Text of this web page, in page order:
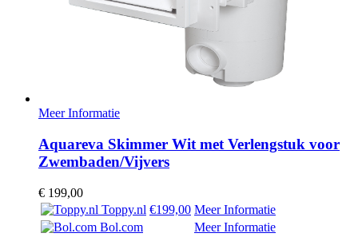
Meer Informatie
Aquareva Skimmer Wit met Verlengstuk voor
Zwembaden/Vijvers
€ 199,00
Toppy.nl €199,00 Meer Informatie
Bol.com
Meer Informatie